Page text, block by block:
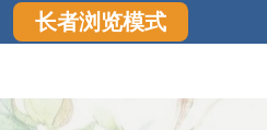
长者浏览模式